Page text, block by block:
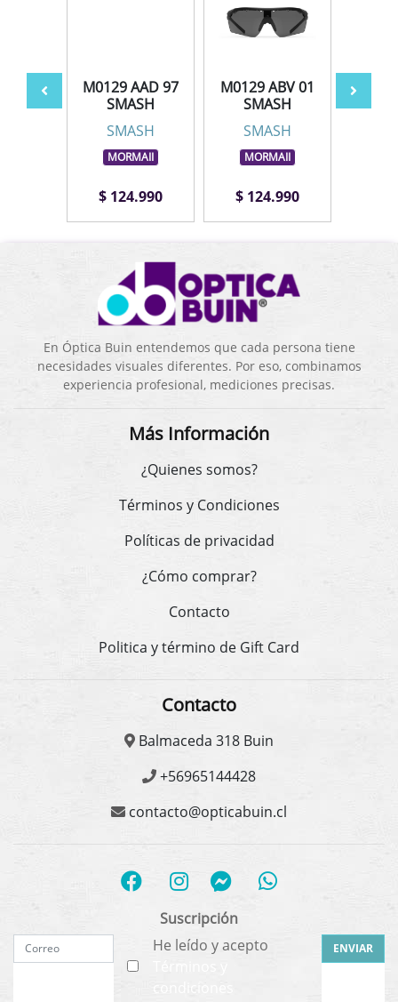
M0129 AAD 97
SMASH
SMASH
MORMAII
$ 124.990
M0129 ABV 01
SMASH
SMASH
MORMAII
$ 124.990
En Óptica Buin entendemos que cada persona tiene
necesidades visuales diferentes. Por eso, combinamos
experiencia profesional, mediciones precisas.
Más Información
¿Quienes somos?
Términos y Condiciones
Políticas de privacidad
¿Cómo comprar?
Contacto
Politica y término de Gift Card
Contacto
Balmaceda 318 Buin
+56965144428
contacto@opticabuin.cl
Suscripción
He leído y acepto
condiciones
ENVIAR